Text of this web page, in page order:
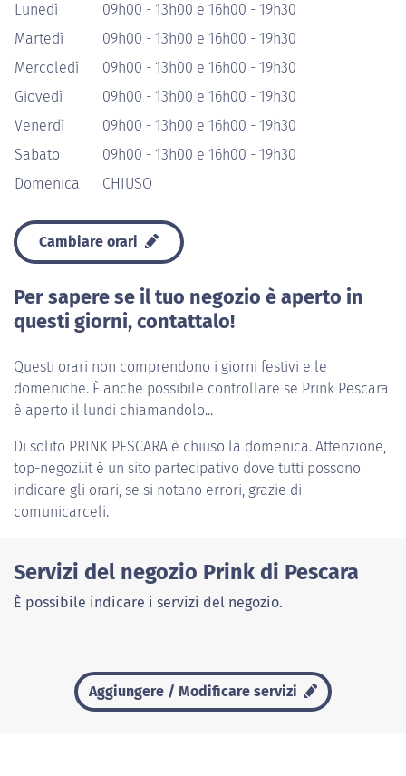
Lunedì
09h00 - 13h00 e 16h00 - 19h30
Martedì
09h00 - 13h00 e 16h00 - 19h30
Mercoledì
09h00 - 13h00 e 16h00 - 19h30
Giovedì
09h00 - 13h00 e 16h00 - 19h30
Venerdì
09h00 - 13h00 e 16h00 - 19h30
Sabato
09h00 - 13h00 e 16h00 - 19h30
Domenica
CHIUSO
Cambiare orari
Per sapere se il tuo negozio è aperto in
questi giorni, contattalo!
Questi orari non comprendono i giorni festivi e le
domeniche. È anche possibile controllare se Prink Pescara
è aperto il lundi chiamandolo...
Di solito PRINK PESCARA è chiuso la domenica. Attenzione,
top-negozi.it è un sito partecipativo dove tutti possono
indicare gli orari, se si notano errori, grazie di
comunicarceli.
Servizi del negozio Prink di Pescara
È possibile indicare i servizi del negozio.
Aggiungere / Modificare servizi